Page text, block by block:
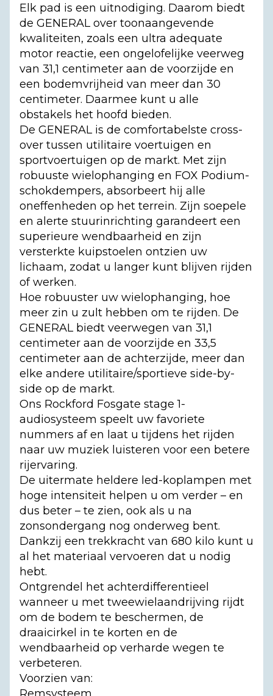
Elk pad is een uitnodiging. Daarom biedt
de GENERAL over toonaangevende
kwaliteiten, zoals een ultra adequate
motor reactie, een ongelofelijke veerweg
van 31,1 centimeter aan de voorzijde en
een bodemvrijheid van meer dan 30
centimeter. Daarmee kunt u alle
obstakels het hoofd bieden.
De GENERAL is de comfortabelste cross-
over tussen utilitaire voertuigen en
sportvoertuigen op de markt. Met zijn
robuuste wielophanging en FOX Podium-
schokdempers, absorbeert hij alle
oneffenheden op het terrein. Zijn soepele
en alerte stuurinrichting garandeert een
superieure wendbaarheid en zijn
versterkte kuipstoelen ontzien uw
lichaam, zodat u langer kunt blijven rijden
of werken.
Hoe robuuster uw wielophanging, hoe
meer zin u zult hebben om te rijden. De
GENERAL biedt veerwegen van 31,1
centimeter aan de voorzijde en 33,5
centimeter aan de achterzijde, meer dan
elke andere utilitaire/sportieve side-by-
side op de markt.
Ons Rockford Fosgate stage 1-
audiosysteem speelt uw favoriete
nummers af en laat u tijdens het rijden
naar uw muziek luisteren voor een betere
rijervaring.
De uitermate heldere led-koplampen met
hoge intensiteit helpen u om verder – en
dus beter – te zien, ook als u na
zonsondergang nog onderweg bent.
Dankzij een trekkracht van 680 kilo kunt u
al het materiaal vervoeren dat u nodig
hebt.
Ontgrendel het achterdifferentieel
wanneer u met tweewielaandrijving rijdt
om de bodem te beschermen, de
draaicirkel in te korten en de
wendbaarheid op verharde wegen te
verbeteren.
Voorzien van: